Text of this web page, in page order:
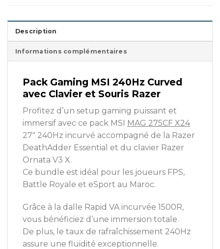
Description
Informations complémentaires
Pack Gaming MSI 240Hz Curved
avec Clavier et Souris Razer
Profitez d’un setup gaming puissant et
immersif avec ce pack MSI MAG 275CF X24
27″ 240Hz incurvé accompagné de la Razer
DeathAdder Essential et du clavier Razer
Ornata V3 X.
Ce bundle est idéal pour les joueurs FPS,
Battle Royale et eSport au Maroc.
Grâce à la dalle Rapid VA incurvée 1500R,
vous bénéficiez d’une immersion totale.
De plus, le taux de rafraîchissement 240Hz
assure une fluidité exceptionnelle.